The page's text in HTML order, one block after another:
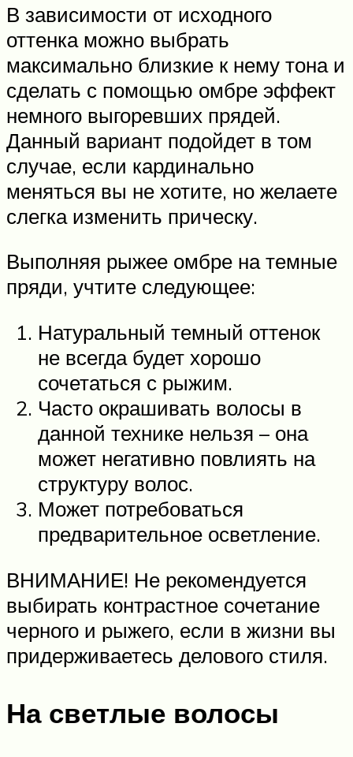
В зависимости от исходного
оттенка можно выбрать
максимально близкие к нему тона и
сделать с помощью омбре эффект
немного выгоревших прядей.
Данный вариант подойдет в том
случае, если кардинально
меняться вы не хотите, но желаете
слегка изменить прическу.
Выполняя рыжее омбре на темные
пряди, учтите следующее:
Натуральный темный оттенок
не всегда будет хорошо
сочетаться с рыжим.
Часто окрашивать волосы в
данной технике нельзя – она
может негативно повлиять на
структуру волос.
Может потребоваться
предварительное осветление.
ВНИМАНИЕ! Не рекомендуется
выбирать контрастное сочетание
черного и рыжего, если в жизни вы
придерживаетесь делового стиля.
На светлые волосы